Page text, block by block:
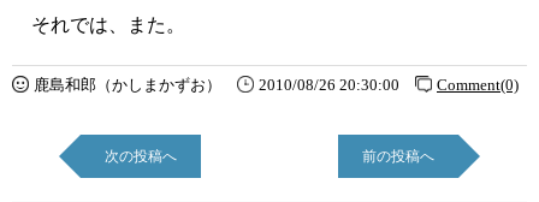
それでは、また。
鹿島和郎（かしまかずお） 2010/08/26 20:30:00 Comment(0)
次の投稿へ 前の投稿へ